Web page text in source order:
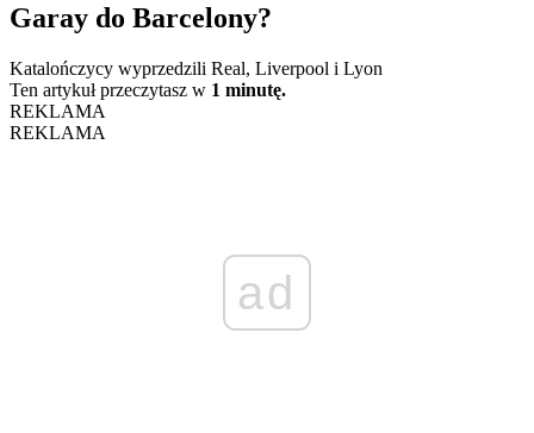
Garay do Barcelony?
Katalończycy wyprzedzili Real, Liverpool i Lyon
Ten artykuł przeczytasz w 1 minutę.
REKLAMA
REKLAMA
ad